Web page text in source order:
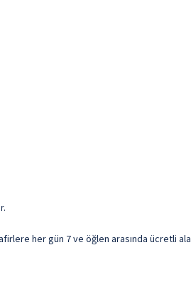
her gün 7 ve öğlen arasında ücretli